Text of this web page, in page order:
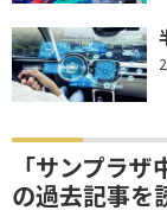
「サンプラ
の過去記事を